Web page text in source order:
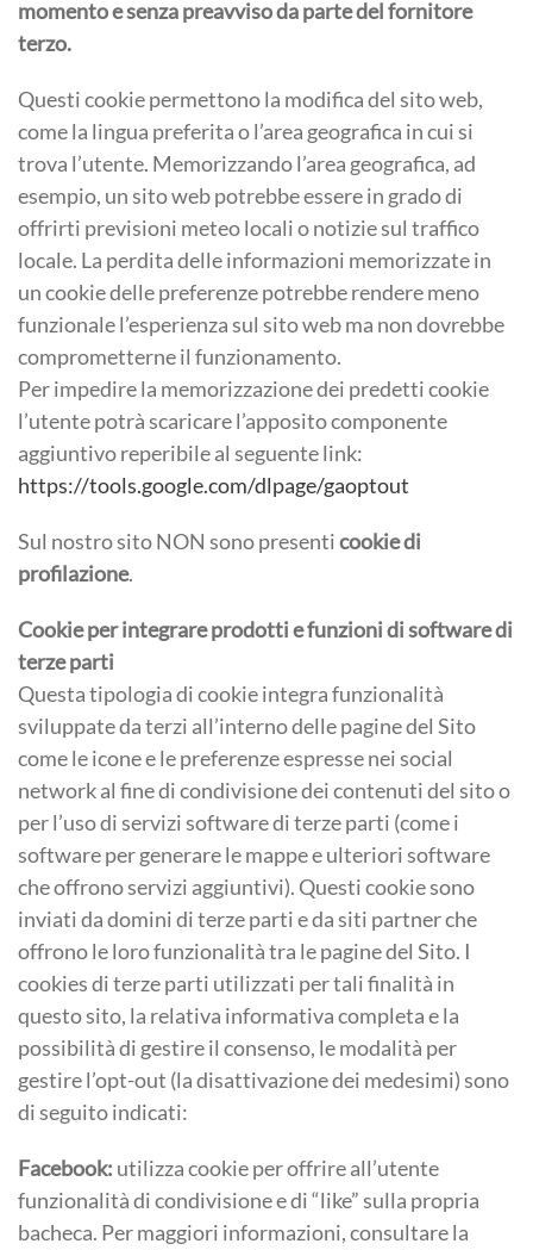
momento e senza preavviso da parte del fornitore
terzo.
Questi cookie permettono la modifica del sito web,
come la lingua preferita o l’area geografica in cui si
trova l’utente. Memorizzando l’area geografica, ad
esempio, un sito web potrebbe essere in grado di
offrirti previsioni meteo locali o notizie sul traffico
locale. La perdita delle informazioni memorizzate in
un cookie delle preferenze potrebbe rendere meno
funzionale l’esperienza sul sito web ma non dovrebbe
comprometterne il funzionamento.
Per impedire la memorizzazione dei predetti cookie
l’utente potrà scaricare l’apposito componente
aggiuntivo reperibile al seguente link:
https://tools.google.com/dlpage/gaoptout
Sul nostro sito NON sono presenticookie di
profilazione.
Cookie per integrare prodotti e funzioni di software di
terze parti
Questa tipologia di cookie integra funzionalità
sviluppate da terzi all’interno delle pagine del Sito
come le icone e le preferenze espresse nei social
network al fine di condivisione dei contenuti del sito o
per l’uso di servizi software di terze parti (come i
software per generare le mappe e ulteriori software
che offrono servizi aggiuntivi). Questi cookie sono
inviati da domini di terze parti e da siti partner che
offrono le loro funzionalità tra le pagine del Sito. I
cookies di terze parti utilizzati per tali finalità in
questo sito, la relativa informativa completa e la
possibilità di gestire il consenso, le modalità per
gestire l’opt-out (la disattivazione dei medesimi) sono
di seguito indicati:
Facebook: utilizza cookie per offrire all’utente
funzionalità di condivisione e di “like” sulla propria
bacheca. Per maggiori informazioni, consultare la